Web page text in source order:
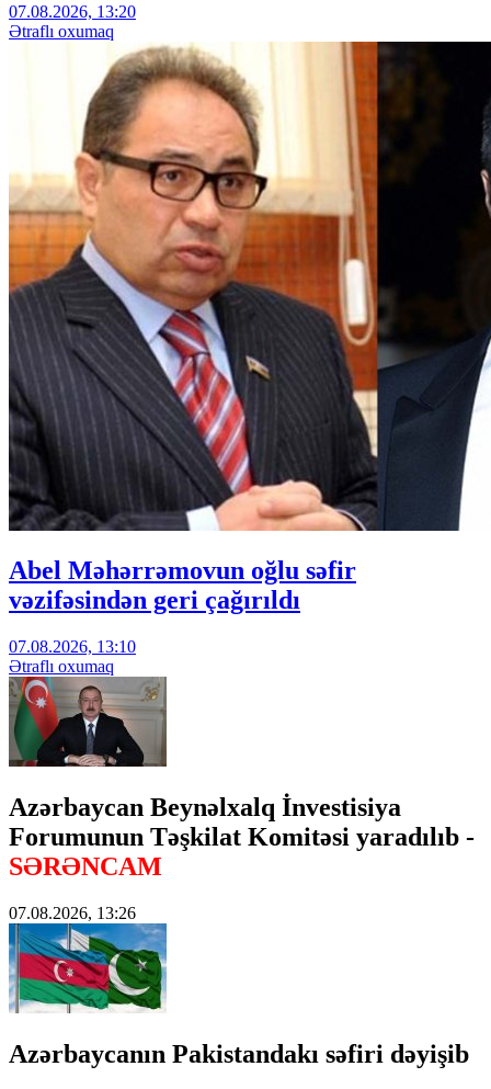
07.08.2026, 13:20
Ətraflı oxumaq
Abel Məhərrəmovun oğlu səfir
vəzifəsindən geri çağırıldı
07.08.2026, 13:10
Ətraflı oxumaq
Azərbaycan Beynəlxalq İnvestisiya
Forumunun Təşkilat Komitəsi yaradılıb -
SƏRƏNCAM
07.08.2026, 13:26
Azərbaycanın Pakistandakı səfiri dəyişib